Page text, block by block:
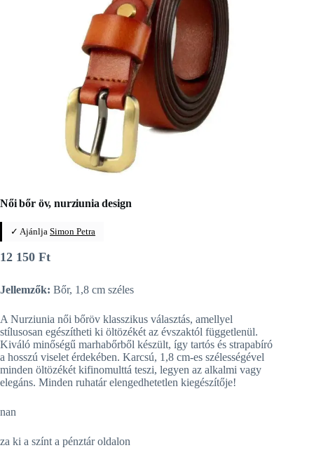
Női bőr öv, nurziunia design
✓ Ajánlja Simon Petra
12 150 Ft
Jellemzők: Bőr, 1,8 cm széles
A Nurziunia női bőröv klasszikus választás, amellyel
stílusosan egészítheti ki öltözékét az évszaktól függetlenül.
Kiváló minőségű marhabőrből készült, így tartós és strapabíró
a hosszú viselet érdekében. Karcsú, 1,8 cm-es szélességével
minden öltözékét kifinomulttá teszi, legyen az alkalmi vagy
elegáns. Minden ruhatár elengedhetetlen kiegészítője!
nan
za ki a színt a pénztár oldalon